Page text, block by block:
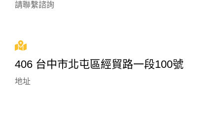
請聯繫諮詢
406 台中市北屯區經貿路一段100號
地址